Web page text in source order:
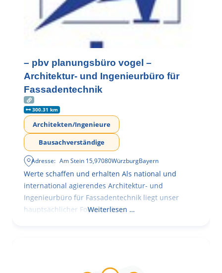
– pbv planungsbüro vogel –
Architektur- und Ingenieurbüro für
Fassadentechnik
300.31 km
Architekten/Ingenieure
Bausachverständige
Adresse: Am Stein 15,97080WürzburgBayern
Werte schaffen und erhalten Als national und
international agierendes Architektur- und
Ingenieurbüro für Fassadentechnik liegt unser
hauptsächlicher Fokus in der
Weiterlesen …